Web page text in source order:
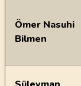
Ömer Nasuhi
Bilmen